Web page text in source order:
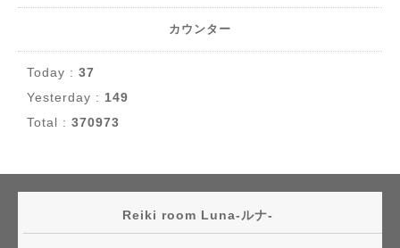
カウンター
Today : 37
Yesterday : 149
Total : 370973
Reiki room Luna-ルナ-